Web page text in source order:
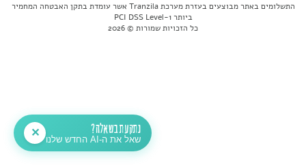
התשלומים באתר מבוצעים בעזרת מערכת Tranzila אשר עומדת בתקן האבטחה המחמיר
ביותר PCI DSS Level-1
כל הזכויות שמורות © 2026
נתקעת בשאלה?
שאל את ה-AI החדש שלנו
✕